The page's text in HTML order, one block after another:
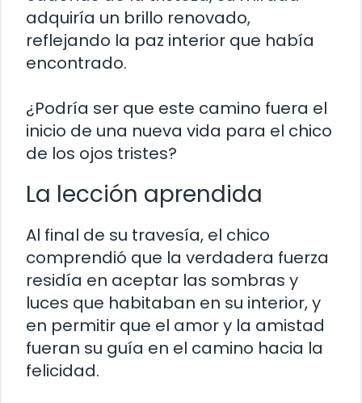
adquiría un brillo renovado,
reflejando la paz interior que había
encontrado.
¿Podría ser que este camino fuera el
inicio de una nueva vida para el chico
de los ojos tristes?
La lección aprendida
Al final de su travesía, el chico
comprendió que la verdadera fuerza
residía en aceptar las sombras y
luces que habitaban en su interior, y
en permitir que el amor y la amistad
fueran su guía en el camino hacia la
felicidad.